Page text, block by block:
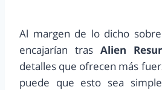
Al margen de lo dicho
encajarían tras Alien
detalles que ofrecen más
puede que esto sea